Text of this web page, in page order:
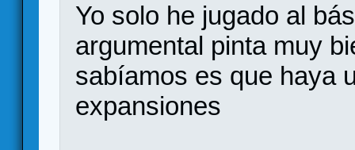
Yo solo he jugado al
argumental pinta muy
sabíamos es que haya
expansiones